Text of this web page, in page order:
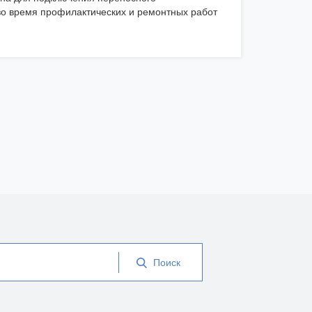
время профилактических и ремонтных работ